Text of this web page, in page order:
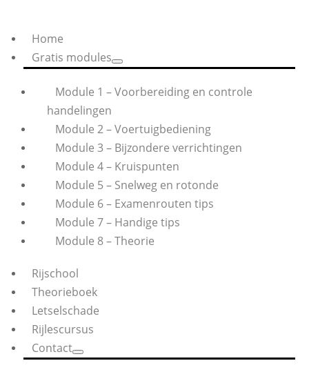
Home
Gratis modules
Module 1 – Voorbereiding en controle
handelingen
Module 2 – Voertuigbediening
Module 3 – Bijzondere verrichtingen
Module 4 – Kruispunten
Module 5 – Snelweg en rotonde
Module 6 – Examenrouten tips
Module 7 – Handige tips
Module 8 – Theorie
Rijschool
Theorieboek
Letselschade
Rijlescursus
Contact